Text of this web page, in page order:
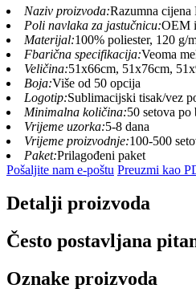
Naziv proizvoda:Razumna cijena
Poli navlaka za jastučnicu:OEM
Materijal:100% poliester, 120 g/
Fbarična specifikacija:Veoma
Veličina:51x66cm, 51x76cm,
Boja:Više od 50 opcija
Logotip:Sublimacijski tisak/vez
Minimalna količina:50 setova po
Vrijeme uzorka:5-8 dana
Vrijeme proizvodnje:100-500
Paket:Prilagođeni paket
Pošaljite nam e-poštu Preuzmi kao
Detalji proizvoda
Često postavljana
Oznake proizvoda